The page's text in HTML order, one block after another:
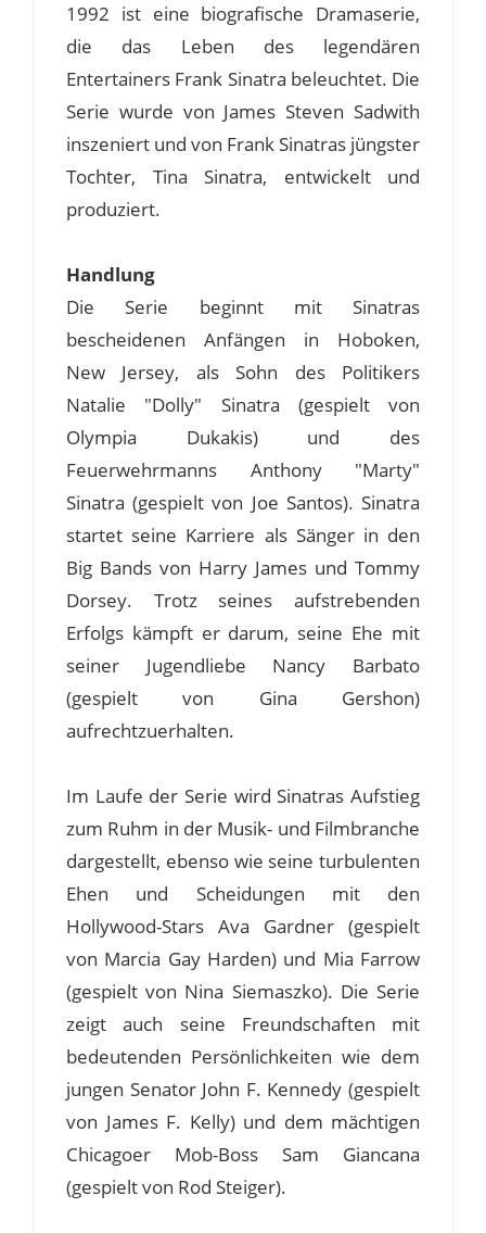
1992 ist eine biografische Dramaserie,
die das Leben des legendären
Entertainers Frank Sinatra beleuchtet. Die
Serie wurde von James Steven Sadwith
inszeniert und von Frank Sinatras jüngster
Tochter, Tina Sinatra, entwickelt und
produziert.
Handlung
Die Serie beginnt mit Sinatras
bescheidenen Anfängen in Hoboken,
New Jersey, als Sohn des Politikers
Natalie "Dolly" Sinatra (gespielt von
Olympia Dukakis) und des
Feuerwehrmanns Anthony "Marty"
Sinatra (gespielt von Joe Santos). Sinatra
startet seine Karriere als Sänger in den
Big Bands von Harry James und Tommy
Dorsey. Trotz seines aufstrebenden
Erfolgs kämpft er darum, seine Ehe mit
seiner Jugendliebe Nancy Barbato
(gespielt von Gina Gershon)
aufrechtzuerhalten.
Im Laufe der Serie wird Sinatras Aufstieg
zum Ruhm in der Musik- und Filmbranche
dargestellt, ebenso wie seine turbulenten
Ehen und Scheidungen mit den
Hollywood-Stars Ava Gardner (gespielt
von Marcia Gay Harden) und Mia Farrow
(gespielt von Nina Siemaszko). Die Serie
zeigt auch seine Freundschaften mit
bedeutenden Persönlichkeiten wie dem
jungen Senator John F. Kennedy (gespielt
von James F. Kelly) und dem mächtigen
Chicagoer Mob-Boss Sam Giancana
(gespielt von Rod Steiger).